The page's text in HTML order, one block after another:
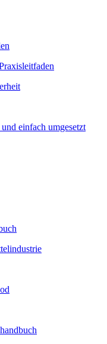
einfach umgesetzt